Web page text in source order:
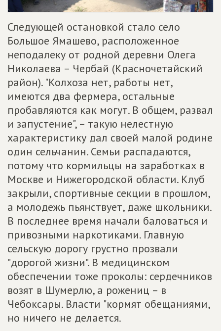
Следующей остановкой стало село
Большое Ямашево, расположенное
неподалеку от родной деревни Олега
Николаева – Чербай (Красночетайский
район). "Колхоза нет, работы нет,
имеются два фермера, остальные
пробавляются как могут. В общем, развал
и запустение", – такую нелестную
характеристику дал своей малой родине
один сельчанин. Семьи распадаются,
потому что кормильцы на заработках в
Москве и Нижегородской области. Клуб
закрыли, спортивные секции в прошлом,
а молодежь пьянствует, даже школьники.
В последнее время начали баловаться и
привозными наркотиками. Главную
сельскую дорогу грустно прозвали
"дорогой жизни". В медицинском
обеспечении тоже проколы: сердечников
возят в Шумерлю, а рожениц – в
Чебоксары. Власти "кормят обещаниями,
но ничего не делается.